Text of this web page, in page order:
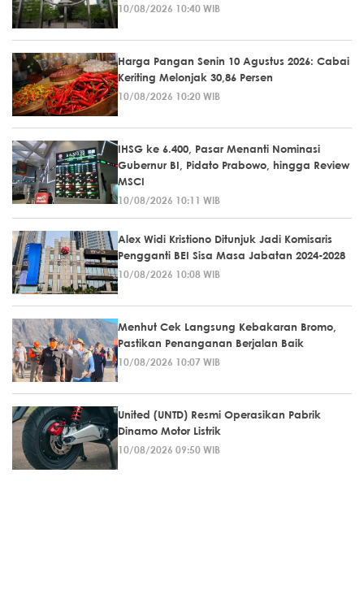
10/08/2026 10:40 WIB
Harga Pangan Senin 10 Agustus 2026: Cabai
Keriting Melonjak 30,86 Persen
10/08/2026 10:20 WIB
IHSG ke 6.400, Pasar Menanti Nominasi
Gubernur BI, Pidato Prabowo, hingga Review
MSCI
10/08/2026 10:11 WIB
Alex Widi Kristiono Ditunjuk Jadi Komisaris
Pengganti BEI Sisa Masa Jabatan 2024-2028
10/08/2026 10:08 WIB
Menhut Cek Langsung Kebakaran Bromo,
Pastikan Penanganan Berjalan Baik
10/08/2026 10:07 WIB
United (UNTD) Resmi Operasikan Pabrik
Dinamo Motor Listrik
10/08/2026 09:50 WIB